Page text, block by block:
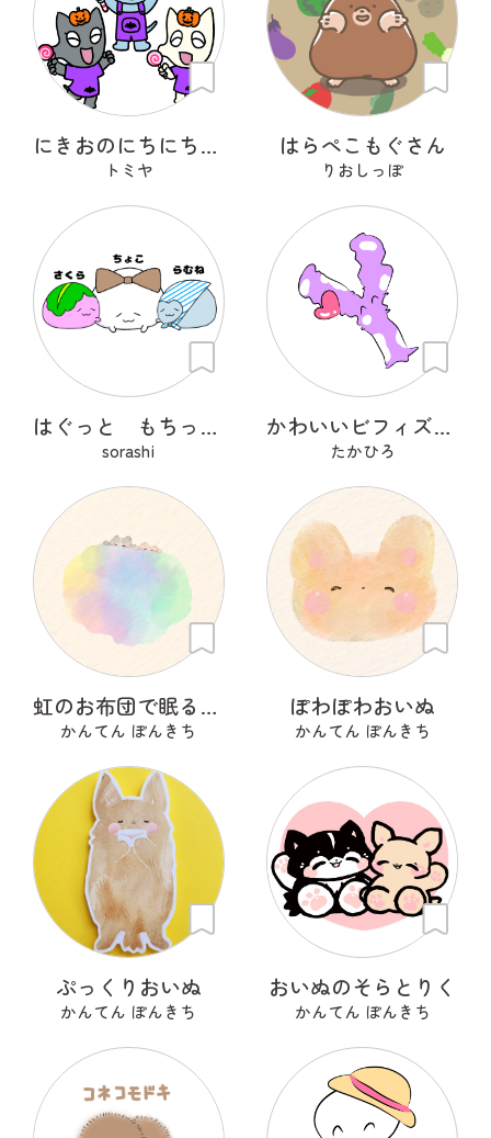
にきおのにちにち・ハロウィン
トミヤ
はらぺこもぐさん
りおしっぽ
はぐっと もちっと はぐもっちー
sorashi
かわいいビフィズス菌
たかひろ
虹のお布団で眠るいぬ
かんてん ぽんきち
ぽわぽわおいぬ
かんてん ぽんきち
ぷっくりおいぬ
かんてん ぽんきち
おいぬのそらとりく
かんてん ぽんきち